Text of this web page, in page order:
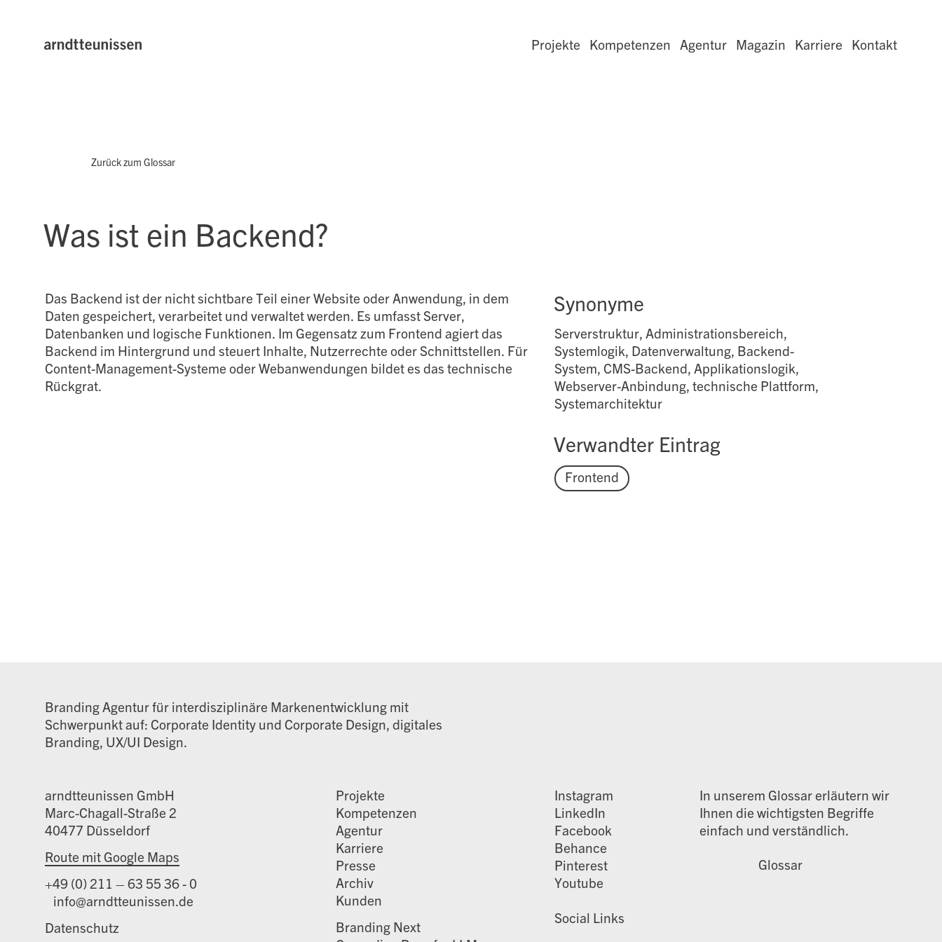
Projekte Kompetenzen Agentur Magazin Karriere Kontakt
Zurück zum Glossar
Was ist ein Backend?
Das Backend ist der nicht sichtbare Teil einer Website oder Anwendung, in dem
Daten gespeichert, verarbeitet und verwaltet werden. Es umfasst Server,
Datenbanken und logische Funktionen. Im Gegensatz zum Frontend agiert das
Backend im Hintergrund und steuert Inhalte, Nutzerrechte oder Schnittstellen. Für
Content-Management-Systeme oder Webanwendungen bildet es das technische
Rückgrat.
Synonyme
Serverstruktur, Administrationsbereich,
Systemlogik, Datenverwaltung, Backend-
System, CMS-Backend, Applikationslogik,
Webserver-Anbindung, technische Plattform,
Systemarchitektur
Verwandter Eintrag
Frontend
Branding Agentur für interdisziplinäre Markenentwicklung mit
Schwerpunkt auf: Corporate Identity und Corporate Design, digitales
Branding, UX/UI Design.
arndtteunissen GmbH
Marc-Chagall-Straße 2
40477 Düsseldorf
Route mit Google Maps
+49 (0) 211 – 63 55 36 - 0
info@arndtteunissen.de
Datenschutz
Projekte
Kompetenzen
Agentur
Karriere
Presse
Archiv
Kunden
Branding Next
Instagram
LinkedIn
Facebook
Behance
Pinterest
Youtube
Social Links
In unserem Glossar erläutern wir
Ihnen die wichtigsten Begriffe
einfach und verständlich.
Glossar